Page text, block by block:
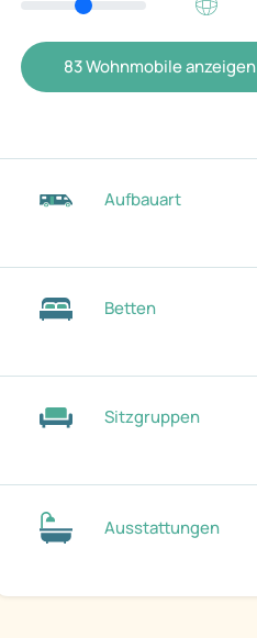
83Wohnmobile anzeigen
Aufbauart
Betten
Sitzgruppen
Ausstattungen